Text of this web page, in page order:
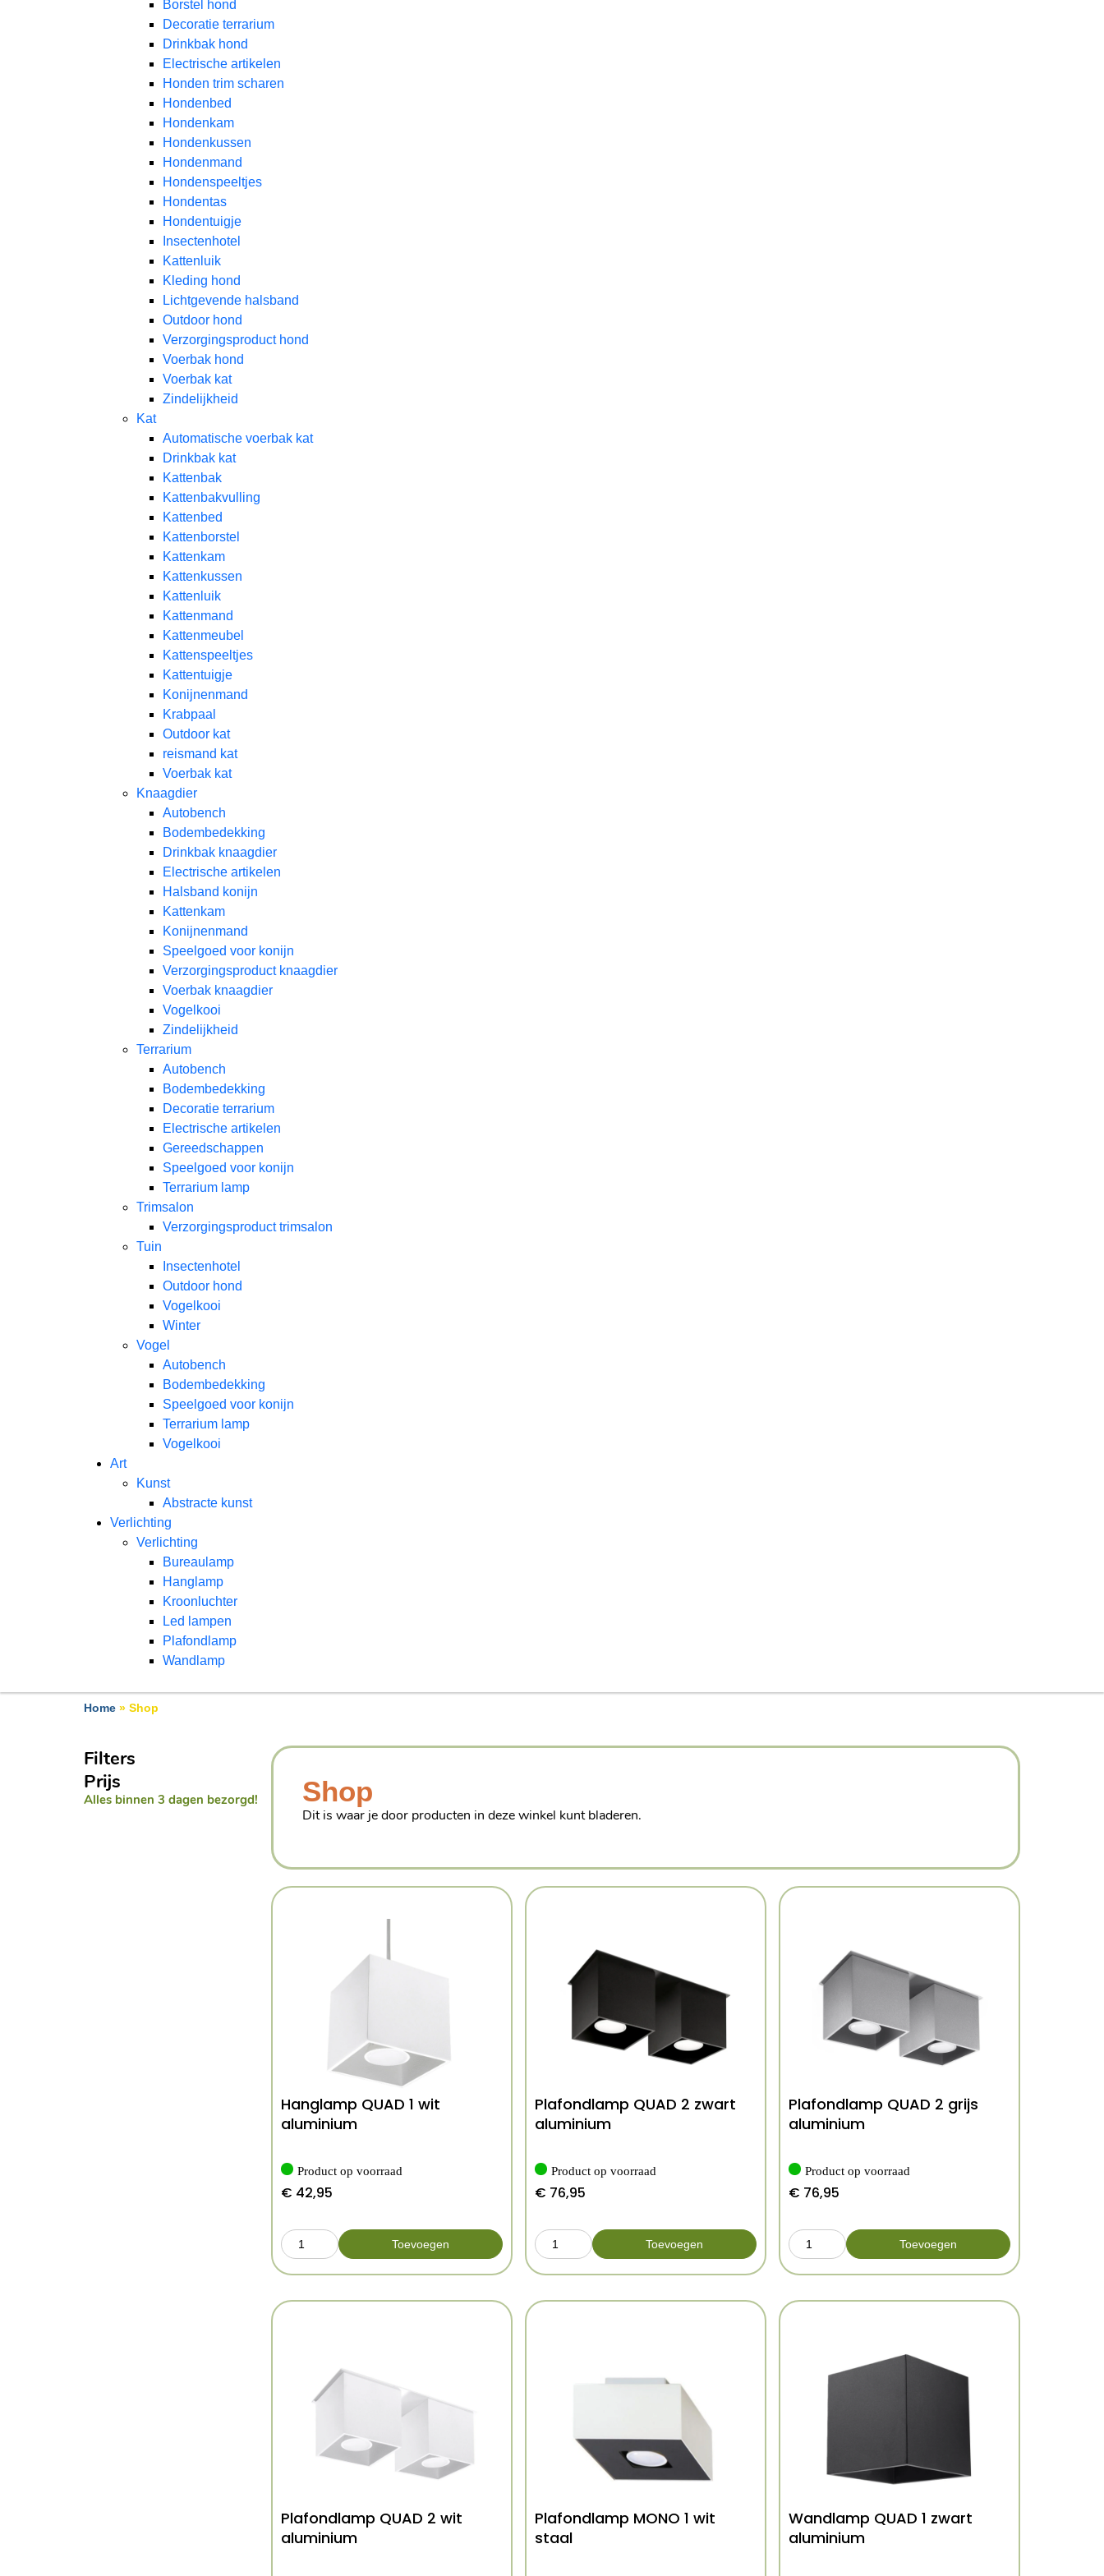
Borstel hond
Decoratie terrarium
Drinkbak hond
Electrische artikelen
Honden trim scharen
Hondenbed
Hondenkam
Hondenkussen
Hondenmand
Hondenspeeltjes
Hondentas
Hondentuigje
Insectenhotel
Kattenluik
Kleding hond
Lichtgevende halsband
Outdoor hond
Verzorgingsproduct hond
Voerbak hond
Voerbak kat
Zindelijkheid
Kat
Automatische voerbak kat
Drinkbak kat
Kattenbak
Kattenbakvulling
Kattenbed
Kattenborstel
Kattenkam
Kattenkussen
Kattenluik
Kattenmand
Kattenmeubel
Kattenspeeltjes
Kattentuigje
Konijnenmand
Krabpaal​
Outdoor kat
reismand kat​
Voerbak kat
Knaagdier
Autobench
Bodembedekking
Drinkbak knaagdier
Electrische artikelen
Halsband konijn
Kattenkam
Konijnenmand
Speelgoed voor konijn​
Verzorgingsproduct knaagdier
Voerbak knaagdier
Vogelkooi
Zindelijkheid
Terrarium
Autobench
Bodembedekking
Decoratie terrarium
Electrische artikelen
Gereedschappen
Speelgoed voor konijn
Terrarium lamp
Trimsalon
Verzorgingsproduct trimsalon
Tuin
Insectenhotel
Outdoor hond
Vogelkooi
Winter
Vogel
Autobench
Bodembedekking
Speelgoed voor konijn
Terrarium lamp
Vogelkooi
Art
Kunst
Abstracte kunst
Verlichting
Verlichting
Bureaulamp
Hanglamp
Kroonluchter
Led lampen
Plafondlamp
Wandlamp
Home » Shop
Filters
Prijs
Alles binnen 3 dagen bezorgd! Shop
Dit is waar je door producten in deze winkel kunt bladeren.
Hanglamp QUAD 1 wit
aluminium
Product op voorraad
€ 42,95
Toevoegen
Plafondlamp QUAD 2 zwart
aluminium
Product op voorraad
€ 76,95
Toevoegen
Plafondlamp QUAD 2 grijs
aluminium
Product op voorraad
€ 76,95
Toevoegen
Plafondlamp QUAD 2 wit
aluminium
Plafondlamp MONO 1 wit
staal
Wandlamp QUAD 1 zwart
aluminium